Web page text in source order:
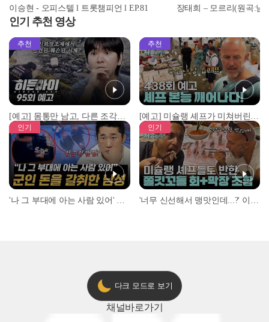
이승현 - 오피스텔 l 트롯챔피언 l EP.81
인기 추천 영상
추천
[예고] 몸통만 남고, 다른 조각은 어디에..? 시화호에서 드러난 충격적인 토막 살인사건!
추천
[예고] 미슐랭 셰프가 미쳐버린 이유! 본능이 깨어난 사건은?
인기 인기
다크 모드로 보기
채널바로가기